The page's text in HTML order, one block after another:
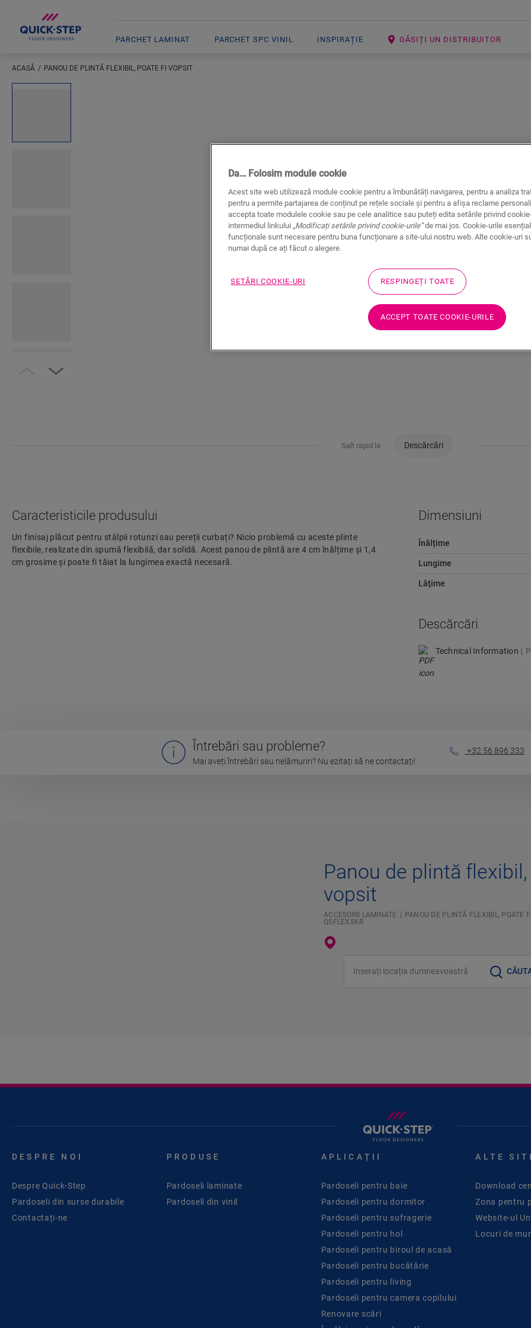
PARCHET LAMINAT PARCHET SPC VINIL INSPIRAȚIE GĂSIȚI UN DISTRIBUITOR
ACASĂ PANOU DE PLINTĂ FLEXIBIL, POATE FI VOPSIT
Panou de
ACCESORII LAMINATE PANOU
Finisaj superb
Pentru parchet laminat
Salt rapid la Descărcări
Caracteristicile produsului
Un finisaj plăcut pentru stâlpii rotunzi sau pereții curbați? Nicio problemă cu aceste plinte
flexibile, realizate din spumă flexibilă, dar solidă. Acest panou de plintă are 4 cm înălțime și 1,4
cm grosime și poate fi tăiat la lungimea exactă necesară.
Dimensiuni
Înălțime
Lungime
Lățime
Descărcări
Technical Information
Întrebări sau probleme?
Mai aveți întrebări sau nelămuriri? Nu ezitați să ne contactați!
+32 56 896 333
Panou de plintă
vopsit
ACCESORII LAMINATE
PANOU DE PLINTĂ FLEXIBIL, POATE
QSFLEXSKR
DESPRE NOI
Despre Quick-Step
Pardoseli din surse durabile
Contactați-ne
PRODUSE
Pardoseli laminate
Pardoseli din vinil
APLICAȚII
Pardoseli pentru baie
Pardoseli pentru dormitor
Pardoseli pentru sufragerie
Pardoseli pentru hol
Pardoseli pentru biroul de acasă
Pardoseli pentru bucătărie
Pardoseli pentru living
Pardoseli pentru camera copilului
Renovare scări
ALTE
Download
Zona pentru
Website-ul
Locuri de
Da… Folosim module cookie
Acest site web utilizează module cookie pentru a îmbunătăți navigarea, pentru a analiza
pentru a permite partajarea de conținut pe rețele sociale și pentru a afișa reclame
accepta toate modulele cookie sau pe cele analitice sau puteți edita setările privind
intermediul linkului „Modificați setările privind cookie-urile”de mai jos. Cookie-urile
funcționale sunt necesare pentru buna funcționare a site-ului nostru web. Alte cookie-uri
numai după ce ați făcut o alegere.
SETĂRI COOKIE-URI RESPINGEȚI TOATE
ACCEPT TOATE COOKIE-URILE